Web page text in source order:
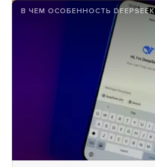
В ЧЕМ ОСОБЕННОСТЬ DEEPSEEK